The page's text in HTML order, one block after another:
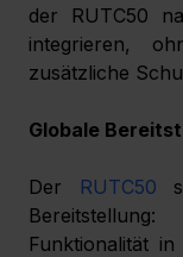
der RUTC50
integrieren,
zusätzliche
Globale
Der RUTC50
Funktionalität